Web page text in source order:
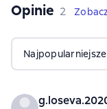
Opinie 2
2